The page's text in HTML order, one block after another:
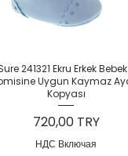
Быстрый просмотр
241321 Ekru Erkek
Uygun Kaymaz
Kopyası
Цена
720,00 TRY
НДС Включая